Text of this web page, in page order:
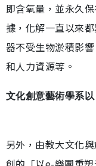
即含氧量，並永久
據，化解一直以來
器不受生物淤積影
和人力資源等。
文化創意藝術學系
另外，由教大文化